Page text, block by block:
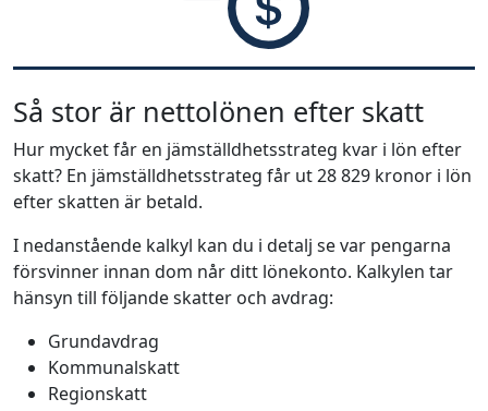
Så stor är nettolönen efter skatt
Hur mycket får en jämställdhetsstrateg kvar i lön efter
skatt? En jämställdhetsstrateg får ut 28 829 kronor i lön
efter skatten är betald.
I nedanstående kalkyl kan du i detalj se var pengarna
försvinner innan dom når ditt lönekonto. Kalkylen tar
hänsyn till följande skatter och avdrag:
Grundavdrag
Kommunalskatt
Regionskatt